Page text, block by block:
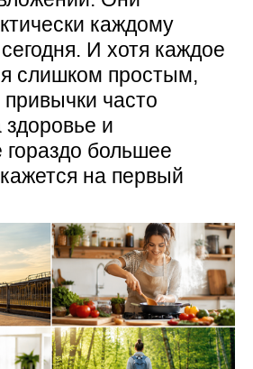
каждому
И хотя каждое
слишком простым,
часто
и
гораздо большее
на первый